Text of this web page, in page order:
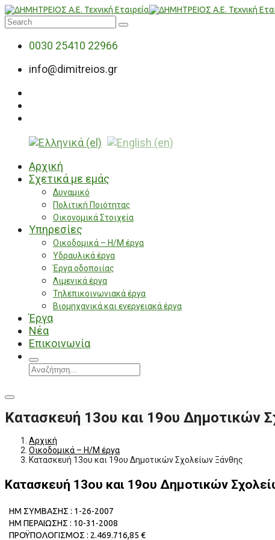
0030 25410 22966
info@dimitreios.gr
Αρχική
Σχετικά με εμάς
Δυναμικό
Πολιτική Ποιότητας
Οικονομικά Στοιχεία
Υπηρεσίες
Οικοδομικά – Η/Μ έργα
Υδραυλικά έργα
Έργα οδοποιίας
Λιμενικά έργα
Τηλεπικοινωνιακά έργα
Βιομηχανικά και ενεργειακά έργα
Έργα
Νέα
Επικοινωνία
Κατασκευή 13ου και 19ου Δημοτικών
Αρχική
Οικοδομικά – Η/Μ έργα
Κατασκευή 13ου και 19ου Δημοτικών Σχολείων Ξάνθης
Κατασκευή 13ου και 19ου Δημοτικών
ΗΜ ΣΥΜΒΑΣΗΣ : 1-26-2007
ΗΜ ΠΕΡΑΙΩΣΗΣ : 10-31-2008
ΠΡΟΫΠΟΛΟΓΙΣΜΟΣ : 2.469.716,85 €